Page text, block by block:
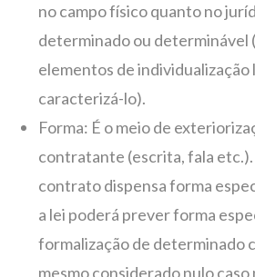
no campo físico quanto no
determinado ou determinável
elementos de
caracterizá-lo).
Forma: É o meio de
contratante (escrita, fala etc.).
contrato dispensa forma
a lei poderá prever forma
formalização de determinado
mesmo considerado nulo caso